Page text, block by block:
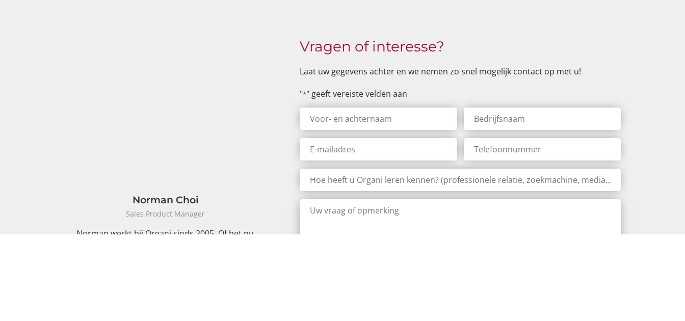
Norman Choi
Sales Product Manager
Norman werkt bij Organi sinds 2005. Of het nu
Vragen of interesse?
Laat uw gegevens achter en we nemen zo snel mogelijk contact op met u!
"*" geeft vereiste velden aan
Voor-
achternaam
*
Bedrijfsnaam
E-
mailadres
*
Telefoonnummer
Hoe
heeft
u
Organi
leren
kennen?
zoekmachine,
Uw
vraag